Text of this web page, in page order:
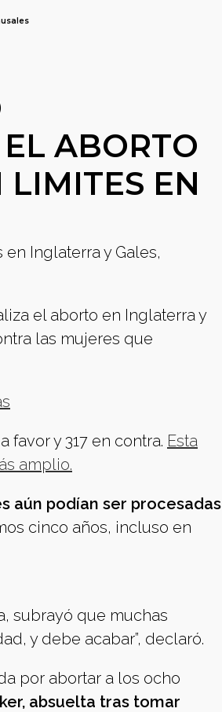
ABORTO
LIMITES EN
Inglaterra y Gales,
el aborto en Inglaterra y
las mujeres que
favor y 317 en contra. Esta
amplio.
aún podían ser procesadas
cinco años, incluso en
subrayó que muchas
y debe acabar”, declaró.
por abortar a los ocho
absuelta tras tomar